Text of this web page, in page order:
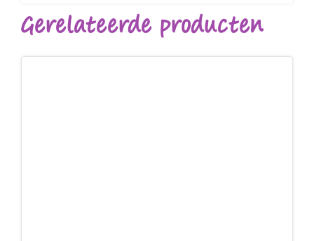
Gerelateerde producten